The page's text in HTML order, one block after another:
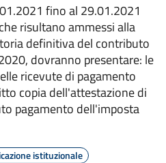
fino al 29.01.2021
risultano ammessi alla
definitiva del contributo
dovranno presentare: le
ricevute di pagamento
copia dell'attestazione di
pagamento dell'imposta
istituzionale